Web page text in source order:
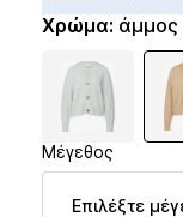
Χρώμα: άμμος
Μέγεθος
Επιλέξτε